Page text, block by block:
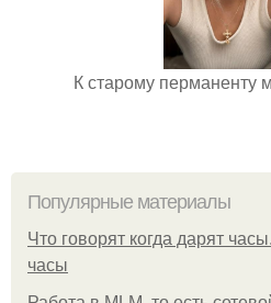
К старому перманенту
Популярные материалы
Что говорят когда дарят
часы